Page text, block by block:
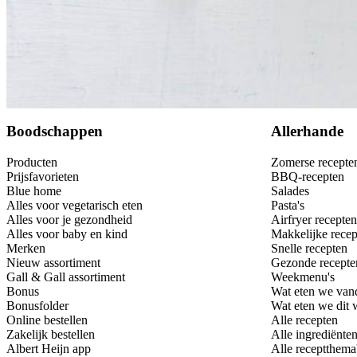
Boodschappen
Producten
Prijsfavorieten
Blue home
Alles voor vegetarisch eten
Alles voor je gezondheid
Alles voor baby en kind
Merken
Nieuw assortiment
Gall & Gall assortiment
Bonus
Bonusfolder
Online bestellen
Zakelijk bestellen
Albert Heijn app
Allerhande
Zomerse
BBQ-recepten
Salades
Pasta's
Airfryer recepten
Makkelijke
Snelle recepten
Gezonde
Weekmenu's
Wat eten we
Wat eten we dit
Alle recepten
Alle ingrediënten
Alle